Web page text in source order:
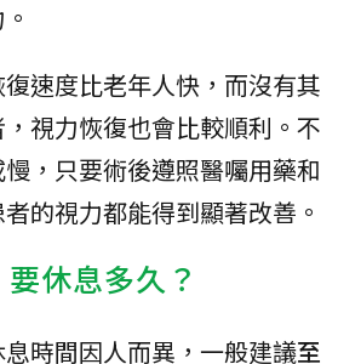
速度比老年人快，而沒有其
視力恢復也會比較順利。不
，只要術後遵照醫囑用藥和
的視力都能得到顯著改善。
休息多久？
時間因人而異，一般建議至